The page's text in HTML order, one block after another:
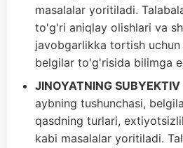
masalalar yoritiladi.
to'g'ri aniqlay olishlari va
javobgarlikka tortish
belgilar to'g'risida bilimga
JINOYATNING
aybning tushunchasi,
qasdning turlari,
kabi masalalar yoritiladi.